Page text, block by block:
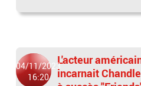
04/11/2023
16:20
L'acteur
incarnait